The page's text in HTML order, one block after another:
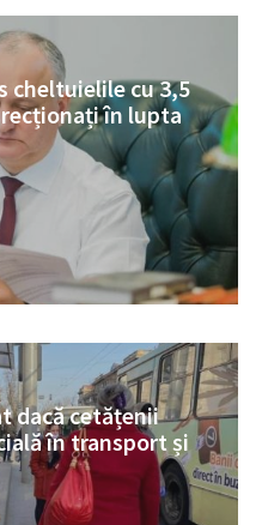
cheltuielile cu 3,5
în lupta
dacă cetățenii
în transport și